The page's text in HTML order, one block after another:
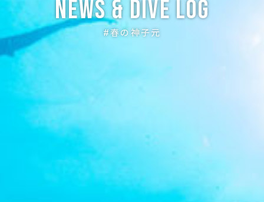
News & Dive Log
#春の神子元